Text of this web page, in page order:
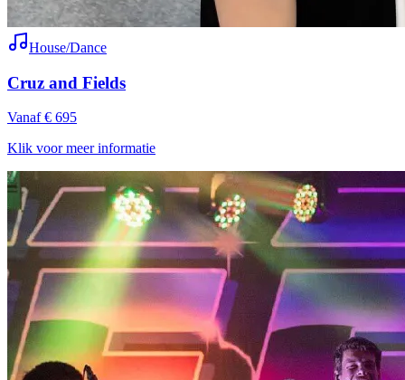
House/Dance
Cruz and Fields
Vanaf € 695
Klik voor meer informatie